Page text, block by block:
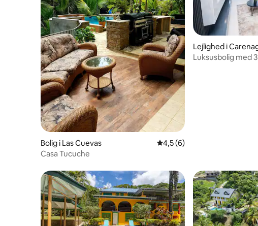
Bolig i Las Cuevas 4,5 ud af 5 i gennemsnitlig
4,5 (6)
Casa Tucuche
Lejlighed i
Luksusbolig med